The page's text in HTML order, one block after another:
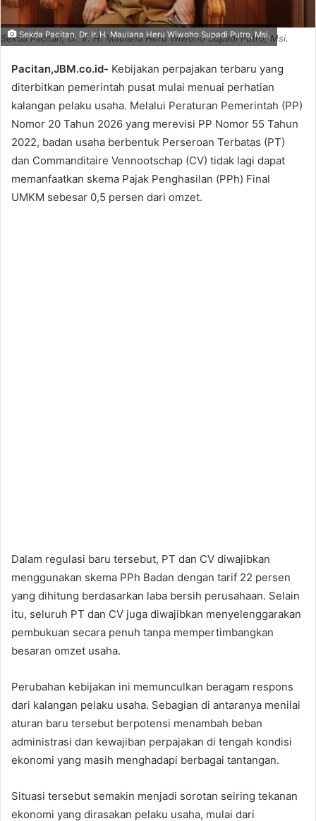
Sekda Pacitan, Dr. Ir. H. Maulana Heru Wiwoho Supadi Putro, Msi.
Sekda Pacitan, Dr. Ir. H. Maulana Heru Wiwoho Supadi Putro, Msi.
Pacitan,JBM.co.id- Kebijakan perpajakan terbaru yang
diterbitkan pemerintah pusat mulai menuai perhatian
kalangan pelaku usaha. Melalui Peraturan Pemerintah (PP)
Nomor 20 Tahun 2026 yang merevisi PP Nomor 55 Tahun
2022, badan usaha berbentuk Perseroan Terbatas (PT)
dan Commanditaire Vennootschap (CV) tidak lagi dapat
memanfaatkan skema Pajak Penghasilan (PPh) Final
UMKM sebesar 0,5 persen dari omzet.
Dalam regulasi baru tersebut, PT dan CV diwajibkan
menggunakan skema PPh Badan dengan tarif 22 persen
yang dihitung berdasarkan laba bersih perusahaan. Selain
itu, seluruh PT dan CV juga diwajibkan menyelenggarakan
pembukuan secara penuh tanpa mempertimbangkan
besaran omzet usaha.
Perubahan kebijakan ini memunculkan beragam respons
dari kalangan pelaku usaha. Sebagian di antaranya menilai
aturan baru tersebut berpotensi menambah beban
administrasi dan kewajiban perpajakan di tengah kondisi
ekonomi yang masih menghadapi berbagai tantangan.
Situasi tersebut semakin menjadi sorotan seiring tekanan
ekonomi yang dirasakan pelaku usaha, mulai dari